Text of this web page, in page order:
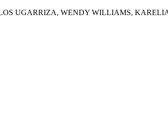
UGARRIZA, WENDY WILLIAMS,